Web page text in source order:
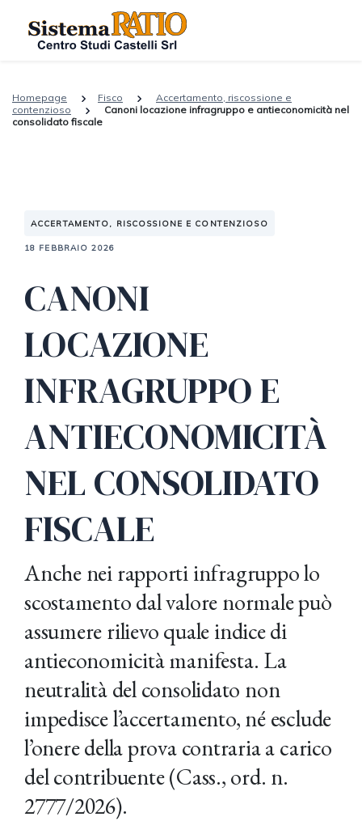
Homepage Fisco
Accertamento, riscossione e
contenzioso
Canoni locazione infragruppo e antieconomicità nel
consolidato fiscale
ACCERTAMENTO, RISCOSSIONE E CONTENZIOSO
18 FEBBRAIO 2026
CANONI
LOCAZIONE
INFRAGRUPPO E
ANTIECONOMICITÀ
NEL CONSOLIDATO
FISCALE
Anche nei rapporti infragruppo lo
scostamento dal valore normale può
assumere rilievo quale indice di
antieconomicità manifesta. La
neutralità del consolidato non
impedisce l’accertamento, né esclude
l’onere della prova contraria a carico
del contribuente (Cass., ord. n.
2777/2026).